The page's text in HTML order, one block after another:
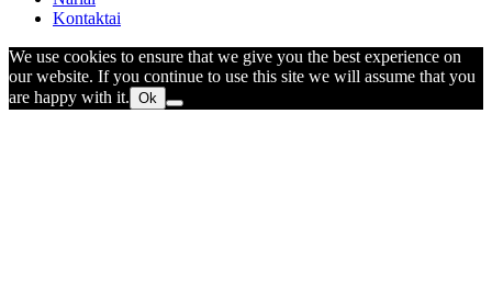
Kontaktai
We use cookies to ensure that we give you the best experience on
our website. If you continue to use this site we will assume that you
are happy with it. Ok